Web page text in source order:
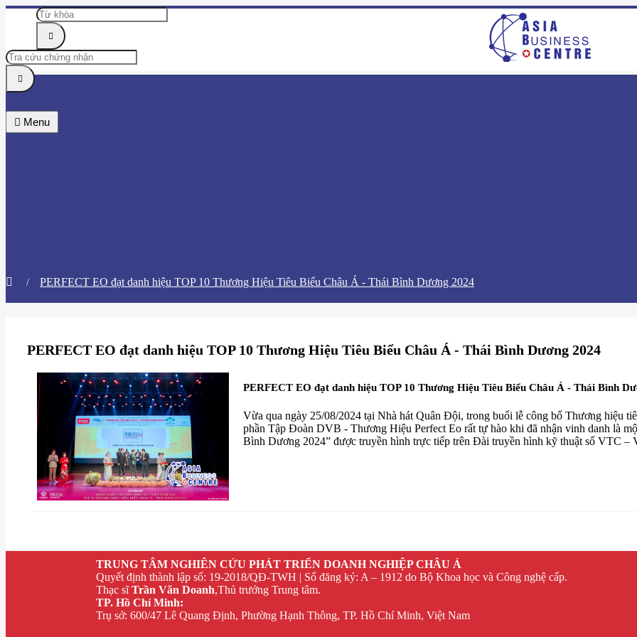
Menu
​PERFECT EO đạt danh hiệu TOP 10 Thương Hiệu Tiêu Biểu Châu Á - Thái Bình Dương 2024
​PERFECT EO đạt danh hiệu TOP 10 Thương Hiệu Tiêu Biểu Châu Á - Thái Bình Dương 2024
​PERFECT EO đạt danh hiệu TOP 10 Thương Hiệu Tiêu Biểu Châu Á - Thái Bình
Vừa qua ngày 25/08/2024 tại Nhà hát Quân Đội, trong buổi lễ công bố Thương hiệu
phần Tập Đoàn DVB - Thương Hiệu Perfect Eo rất tự hào khi đã nhận vinh danh là
Bình Dương 2024” được truyền hình trực tiếp trên Đài truyền hình kỹ thuật số VTC –
TRUNG TÂM NGHIÊN CỨU PHÁT TRIỂN DOANH NGHIỆP CHÂU Á
Quyết định thành lập số: 19-2018/QĐ-TWH | Số đăng ký: A – 1912 do Bộ Khoa học và Công nghệ cấp.
Thạc sĩTrần Văn Doanh,Thủ trưởng Trung tâm.
TP. Hồ Chí Minh:
Trụ sở: 600/47 Lê Quang Định, Phường Hạnh Thông, TP. Hồ Chí Minh, Việt Nam